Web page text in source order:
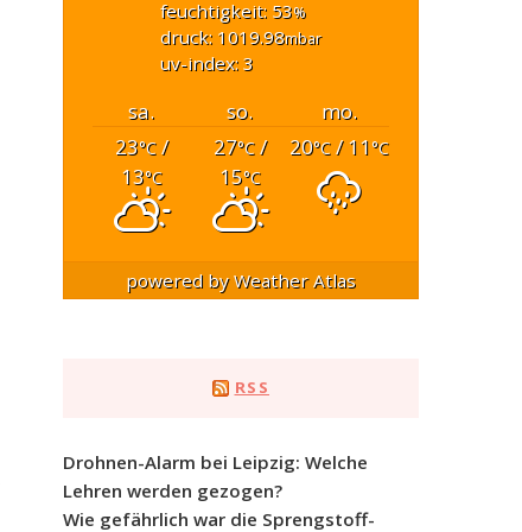
feuchtigkeit: 53%
druck: 1019.98mbar
uv-index: 3
sa. so.
mo.
23°C/
13°C
27°C/
15°C
20°C/ 11°C
powered byWeather Atlas
RSS
Drohnen-Alarm bei Leipzig: Welche
Lehren werden gezogen?
Wie gefährlich war die Sprengstoff-